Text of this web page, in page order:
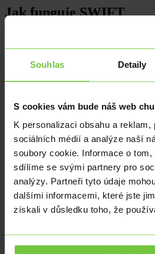
Souhlas Detaily
S cookies vám bude náš web
K personalizaci obsahu a
sociálních médií a analýze naší
soubory cookie. Informace o
sdílíme se svými partnery pro
analýzy. Partneři tyto údaje
dalšími informacemi, které jste
získali v důsledku toho, že
Jak funguje SWIFT
funguje jako komunikační
bankám a dalšímfinančním institucím
je používán k identifikaci při transakcích.
neprovádí transakce, ale umožňuje
platebních operací.
SWIFTsám o sobě neprovádí
finančním institucím, aby je
Každá instituce má unikátní
identifikaci při transakcích.
SWIFT také poskytuje řadu
zpravodajství, analýz a řešení
Ačkoli jeSWIFTnezbytný pro